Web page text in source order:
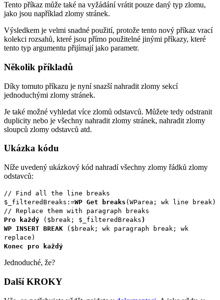
Tento příkaz může také na vyžádání vrátit pouze daný typ zlomu,
jako jsou například zlomy stránek.
Výsledkem je velmi snadné použití, protože tento nový příkaz vrací
kolekci rozsahů, které jsou přímo použitelné jinými příkazy, které
tento typ argumentu přijímají jako parametr.
Několik příkladů
Díky tomuto příkazu je nyní snazší nahradit zlomy sekcí
jednoduchými zlomy stránek.
Je také možné vyhledat více zlomů odstavců. Můžete tedy odstranit
duplicity nebo je všechny nahradit zlomy stránek, nahradit zlomy
sloupců zlomy odstavců atd.
Ukázka kódu
Níže uvedený ukázkový kód nahradí všechny zlomy řádků zlomy
odstavců:
// Find all the line breaks
$_filteredBreaks :=WP Get breaks ( WParea ; wk line break)
// Replace them with paragraph breaks
Pro každý ( $break ; $_filteredBreaks )
WP INSERT BREAK ( $break ; wk paragraph break ; wk
replace )
Konec pro každý
Jednoduché, že?
Další KROKY